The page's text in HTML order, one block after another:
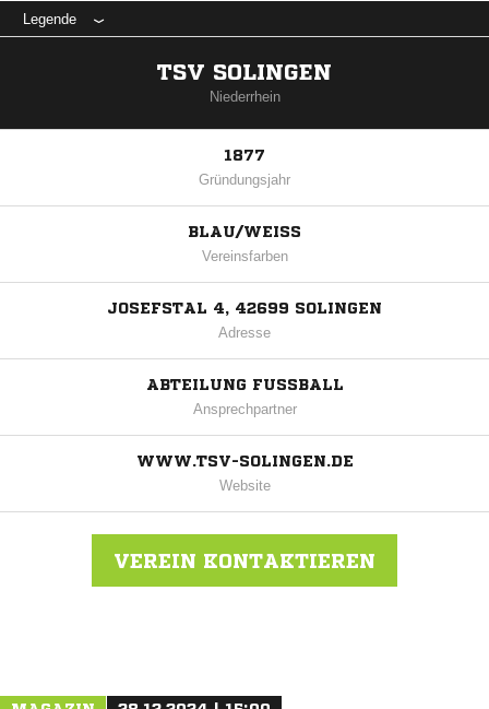
Legende
TSV SOLINGEN
Niederrhein
1877
Gründungsjahr
BLAU/WEISS
Vereinsfarben
JOSEFSTAL 4, 42699 SOLINGEN
Adresse
ABTEILUNG FUSSBALL
Ansprechpartner
WWW.TSV-SOLINGEN.DE
Website
VEREIN KONTAKTIEREN